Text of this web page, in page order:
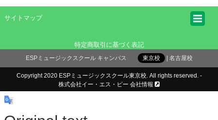
サイトマップ
特定商取引に基づく表記
ESPミュージックスクール キャンパス 東京校 名古屋校
Copyright 2020 ESPミュージックスクール東京校. All rights reserved. -
株式会社イー・エス・ピー 会社情報